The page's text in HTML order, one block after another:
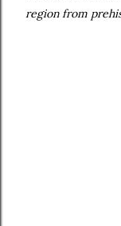
region from